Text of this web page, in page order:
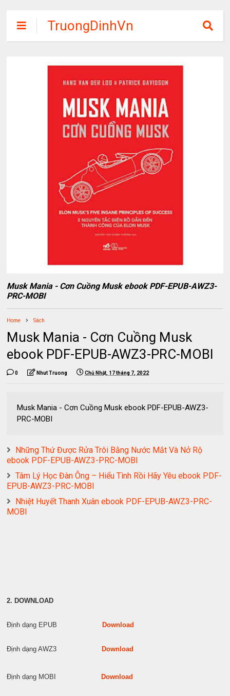
TruongDinhVn
Chia sẽ ebook,
phần mềm học
tập miễn phí
Musk Mania - Cơn Cuồng Musk ebook PDF-EPUB-AWZ3-
PRC-MOBI
Home Sách
Musk Mania - Cơn Cuồng Musk
ebook PDF-EPUB-AWZ3-PRC-MOBI
0 Nhut Truong Chủ Nhật, 17 tháng 7, 2022
Musk Mania - Cơn Cuồng Musk ebook PDF-EPUB-AWZ3-
PRC-MOBI
Những Thứ Được Rửa Trôi Bằng Nước Mắt Và Nở Rộ
ebook PDF-EPUB-AWZ3-PRC-MOBI
Tâm Lý Học Đàn Ông – Hiểu Tình Rồi Hãy Yêu ebook PDF-
EPUB-AWZ3-PRC-MOBI
Nhiệt Huyết Thanh Xuân ebook PDF-EPUB-AWZ3-PRC-
MOBI
2. DOWNLOAD
Định dạng EPUB Download
Định dạng AWZ3 Download
Định dạng MOBI Download